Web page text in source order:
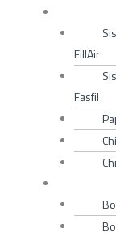
FillAir
Fasfil